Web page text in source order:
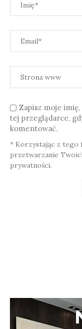
Zapisz moje
tej przeglądarce,
komentować.
* Korzystając z tego
przetwarzanie
prywatności.